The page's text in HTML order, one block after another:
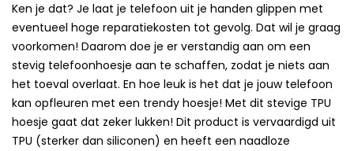
Ken je dat? Je laat je telefoon uit je handen glippen met
eventueel hoge reparatiekosten tot gevolg. Dat wil je graag
voorkomen! Daarom doe je er verstandig aan om een
stevig telefoonhoesje aan te schaffen, zodat je niets aan
het toeval overlaat. En hoe leuk is het dat je jouw telefoon
kan opfleuren met een trendy hoesje! Met dit stevige TPU
hoesje gaat dat zeker lukken! Dit product is vervaardigd uit
TPU (sterker dan siliconen) en heeft een naadloze